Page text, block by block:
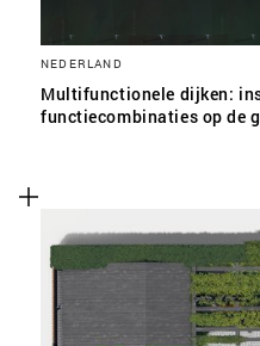
NEDERLAND
Multifunctionele dijken:
functiecombinaties op de